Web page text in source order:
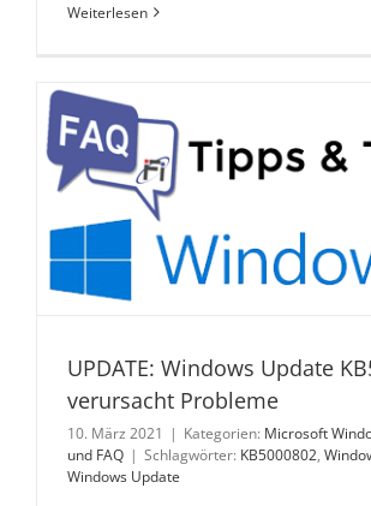
Weiterlesen
UPDATE: Windows Update
verursacht Probleme
10. März 2021 | Kategorien: Microsoft
und FAQ | Schlagwörter: KB5000802,
Windows Update